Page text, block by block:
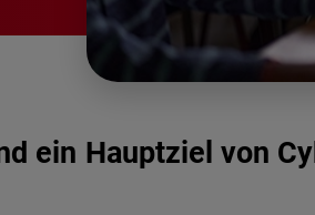
ein Hauptziel von